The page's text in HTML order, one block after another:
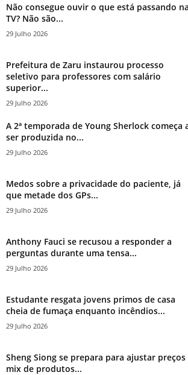
Não consegue ouvir o que está passando na
TV? Não são...
29 Julho 2026
Prefeitura de Zaru instaurou processo
seletivo para professores com salário
superior...
29 Julho 2026
A 2ª temporada de Young Sherlock começa
ser produzida no...
29 Julho 2026
Medos sobre a privacidade do paciente, já
que metade dos GPs...
29 Julho 2026
Anthony Fauci se recusou a responder a
perguntas durante uma tensa...
29 Julho 2026
Estudante resgata jovens primos de casa
cheia de fumaça enquanto incêndios...
29 Julho 2026
Sheng Siong se prepara para ajustar preços
mix de produtos...